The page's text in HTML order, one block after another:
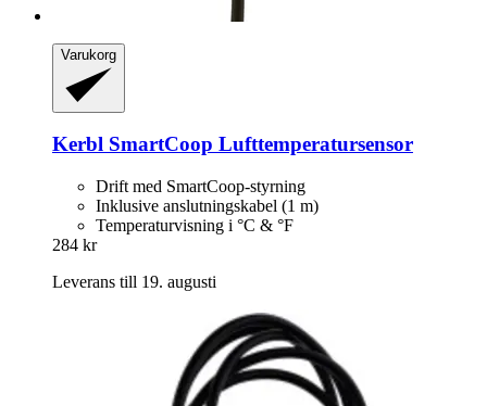
Varukorg
Kerbl SmartCoop Lufttemperatursensor
Drift med SmartCoop-styrning
Inklusive anslutningskabel (1 m)
Temperaturvisning i °C & °F
284 kr
Leverans till 19. augusti